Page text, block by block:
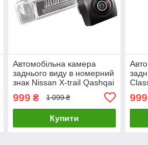
Автомобільна камера
заднього виду в номерний
знак Nissan X-trail Qashqai
(2008-12) Сitroen С5 AHD
720х1080
999₴ 1 099 ₴
Купити
999